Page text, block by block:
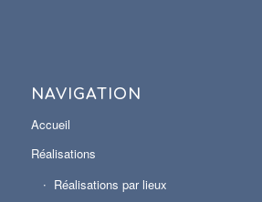
NAVIGATION
Accueil
Réalisations
Réalisations par lieux